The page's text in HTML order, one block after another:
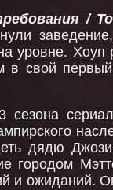
/
уровне.
в свой
дядю
городом
и ожиданий.